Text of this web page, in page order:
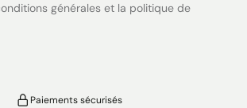
générales et la politique de
Paiements sécurisés